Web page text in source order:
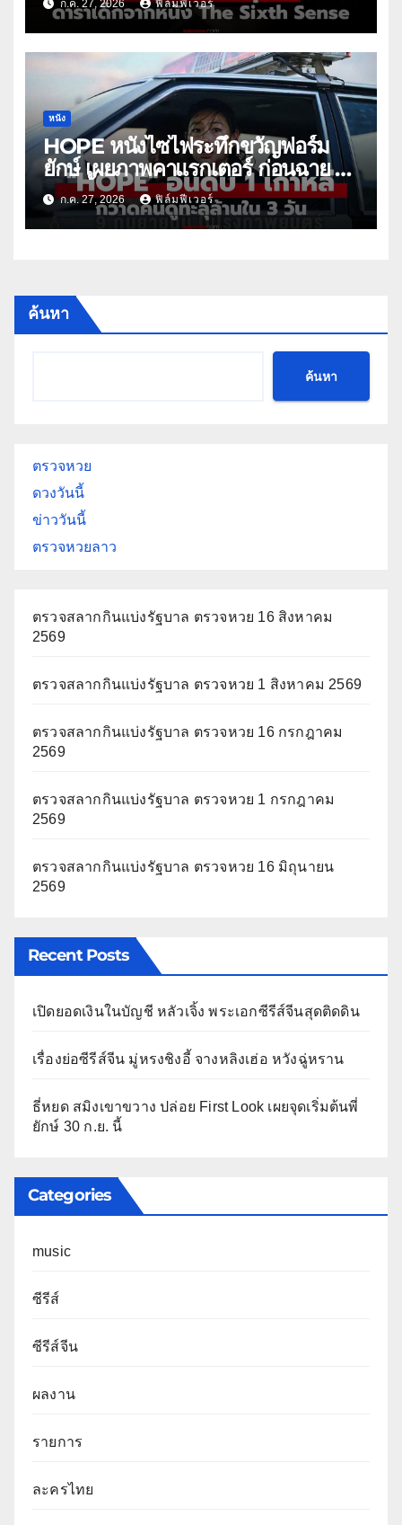
ก.ค. 27, 2026 ฟิล์มฟีเวอร์
หนัง
HOPE หนังไซไฟระทึกขวัญฟอร์ม
ยักษ์ เผยภาพคาแรกเตอร์ ก่อนฉาย 9
ก.ย. นี้
ก.ค. 27, 2026 ฟิล์มฟีเวอร์
ค้นหา
ค้นหา
ตรวจหวย
ดวงวันนี้
ข่าววันนี้
ตรวจหวยลาว
ตรวจสลากกินแบ่งรัฐบาล ตรวจหวย 16 สิงหาคม
2569
ตรวจสลากกินแบ่งรัฐบาล ตรวจหวย 1 สิงหาคม 2569
ตรวจสลากกินแบ่งรัฐบาล ตรวจหวย 16 กรกฎาคม
2569
ตรวจสลากกินแบ่งรัฐบาล ตรวจหวย 1 กรกฎาคม
2569
ตรวจสลากกินแบ่งรัฐบาล ตรวจหวย 16 มิถุนายน
2569
Recent Posts
เปิดยอดเงินในบัญชี หลัวเจิ้ง พระเอกซีรีส์จีนสุดติดดิน
เรื่องย่อซีรีส์จีน มู่หรงชิงอี้ จางหลิงเฮ่อ หวังฉู่หราน
ธี่หยด สมิงเขาขวาง ปล่อย First Look เผยจุดเริ่มต้นพี่
ยักษ์ 30 ก.ย. นี้
Categories
music
ซีรีส์
ซีรีส์จีน
ผลงาน
รายการ
ละครไทย